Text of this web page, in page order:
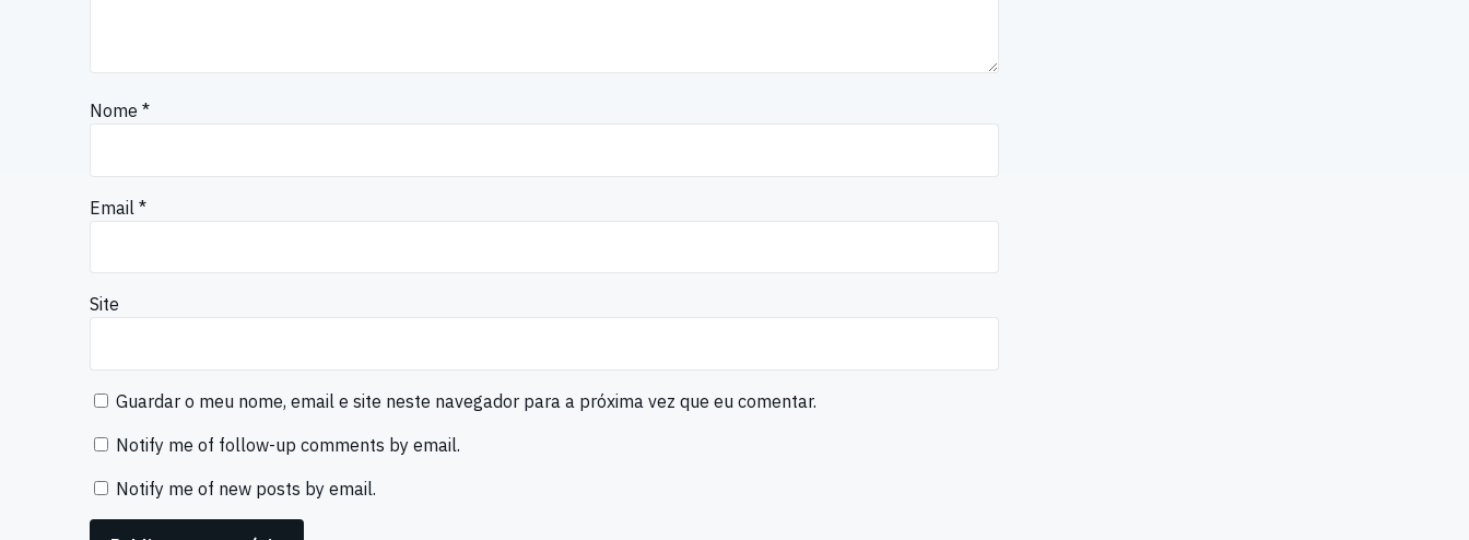
Nome *
Email *
Site
Guardar o meu nome, email e site neste navegador para a próxima vez que eu comentar.
Notify me of follow-up comments by email.
Notify me of new posts by email.